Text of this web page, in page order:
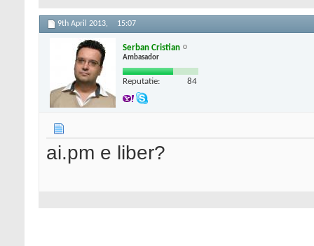
9th April 2013, 15:07
Serban Cristian
Ambasador
Reputatie: 84
ai.pm e liber?